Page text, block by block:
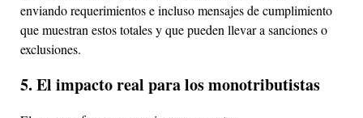
enviando requerimientos e incluso mensajes de cumplimiento
que muestran estos totales y que pueden llevar a sanciones o
exclusiones.
5. El impacto real para los monotributistas